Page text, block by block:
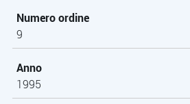
Numero ordine
9
Anno
1995